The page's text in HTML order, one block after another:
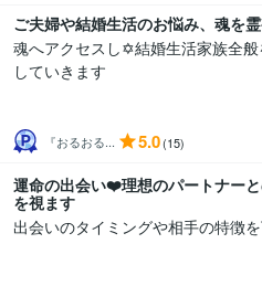
ご夫婦や結婚生活のお悩み、魂を
魂へアクセスし✡️結婚生活家族全
していきます
『おるおる... 5.0(15)
運命の出会い❤️理想のパートナー
を視ます
出会いのタイミングや相手の特徴